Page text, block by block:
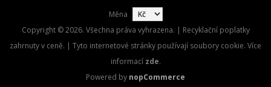
Měna
Copyright © 2026. Všechna práva vyhrazena. | Recyklační poplatky
zahrnuty v ceně. | Tyto internetové stránky používají soubory cookie. Více
informací zde.
Powered by nopCommerce